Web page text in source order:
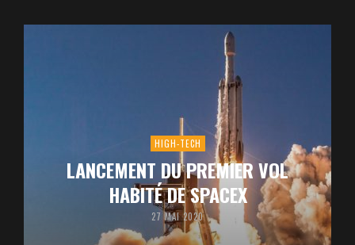
HIGH-TECH
LANCEMENT DU PREMIER VOL
HABITÉ DE SPACEX
27 MAI 2020